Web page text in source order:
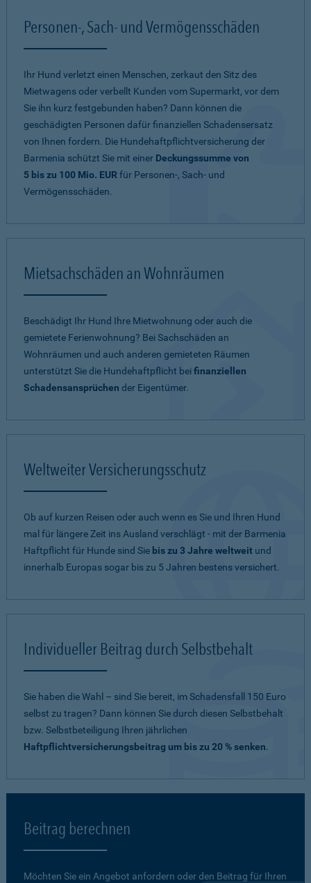
Personen-, Sach- und Vermögensschäden
Ihr Hund verletzt einen Menschen, zerkaut den Sitz des
Mietwagens oder verbellt Kunden vom Supermarkt, vor dem
Sie ihn kurz festgebunden haben? Dann können die
geschädigten Personen dafür finanziellen Schadensersatz
von Ihnen fordern. Die Hundehaftpflichtversicherung der
Barmenia schützt Sie mit einer Deckungssumme von
5 bis zu 100 Mio. EURfür Personen-, Sach- und
Vermögensschäden.
Mietsachschäden an Wohnräumen
Beschädigt Ihr Hund Ihre Mietwohnung oder auch die
gemietete Ferienwohnung? Bei Sachschäden an
Wohnräumen und auch anderen gemieteten Räumen
unterstützt Sie die Hundehaftpflicht beifinanziellen
Schadensansprüchen der Eigentümer.
Weltweiter Versicherungsschutz
Ob auf kurzen Reisen oder auch wenn es Sie und Ihren Hund
mal für längere Zeit ins Ausland verschlägt - mit der Barmenia
Haftpflicht für Hunde sind Sie bis zu 3 Jahre weltweit und
innerhalb Europas sogar bis zu 5 Jahren bestens versichert.
Individueller Beitrag durch Selbstbehalt
Sie haben die Wahl – sind Sie bereit, im Schadensfall 150 Euro
selbst zu tragen? Dann können Sie durch diesen Selbstbehalt
bzw. Selbstbeteiligung Ihren jährlichen
Haftpflichtversicherungsbeitrag um bis zu 20 % senken.
Beitrag berechnen
Möchten Sie ein Angebot anfordern oder den Beitrag für Ihren